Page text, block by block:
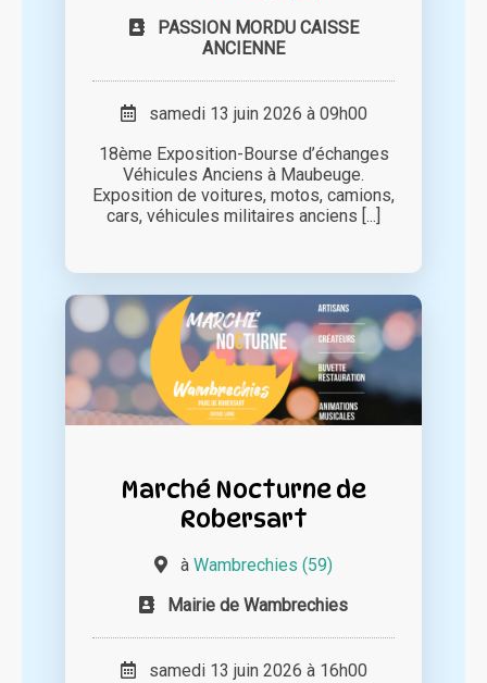
PASSION MORDU CAISSE
ANCIENNE
samedi 13 juin 2026 à 09h00
18ème Exposition-Bourse d’échanges
Véhicules Anciens à Maubeuge.
Exposition de voitures, motos, camions,
cars, véhicules militaires anciens [...]
Marché Nocturne de
Robersart
à Wambrechies (59)
Mairie de Wambrechies
samedi 13 juin 2026 à 16h00